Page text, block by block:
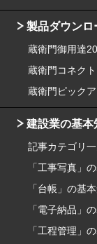
製品ダウンロ
蔵衛門御用達
蔵衛門コネクト
蔵衛門ピック
建設業の基本
記事カテゴリ
「工事写真」
「台帳」の基
「電子納品」
「工程管理」